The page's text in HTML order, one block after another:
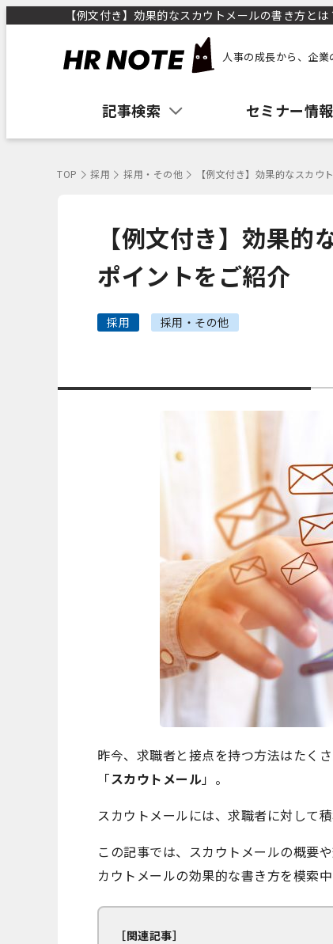
【例文付き】効果的なスカウトメールの書き方と
人事の成長から、企
記事検索 セミナー情報
TOP 採用 採用・その他 【例文付き】効果的なスカウ
【例文付き】効果
ポイントをご紹介
採用 採用・その他
昨今、求職者と接点を持つ方法はたく
「スカウトメール」。
スカウトメールには、求職者に対して
この記事では、スカウトメールの概要
カウトメールの効果的な書き方を模索
［関連記事］